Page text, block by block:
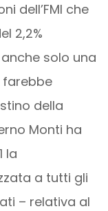
dell’FMI che
2,2%
solo una
farebbe
della
Monti ha
la
a tutti gli
– relativa al